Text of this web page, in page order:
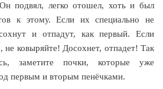
подвял, легко отошел, хоть и был
к этому. Если их специально не
и отпадут, как первый. Если
не ковыряйте! Досохнет, отпадет! Так
заметите почки, которые уже
первым и вторым пенёчками.